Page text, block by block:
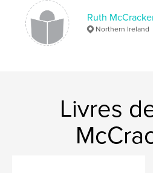
dog ,
border collie
Ruth
Northern Ireland
Livres